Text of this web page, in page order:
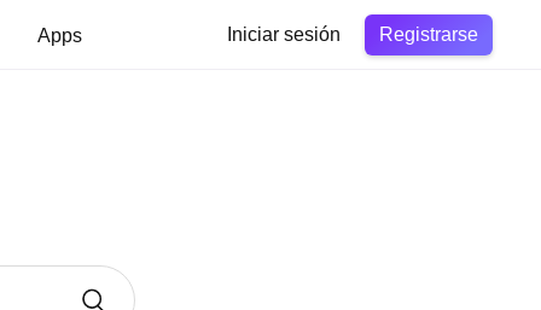
Apps Iniciar sesión Registrarse